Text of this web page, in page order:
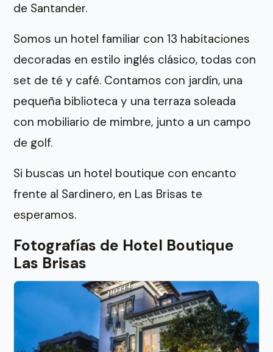
de Santander.
Somos un hotel familiar con 13 habitaciones
decoradas en estilo inglés clásico, todas con
set de té y café. Contamos con jardín, una
pequeña biblioteca y una terraza soleada
con mobiliario de mimbre, junto a un campo
de golf.
Si buscas un hotel boutique con encanto
frente al Sardinero, en Las Brisas te
esperamos.
Fotografías de Hotel Boutique
Las Brisas